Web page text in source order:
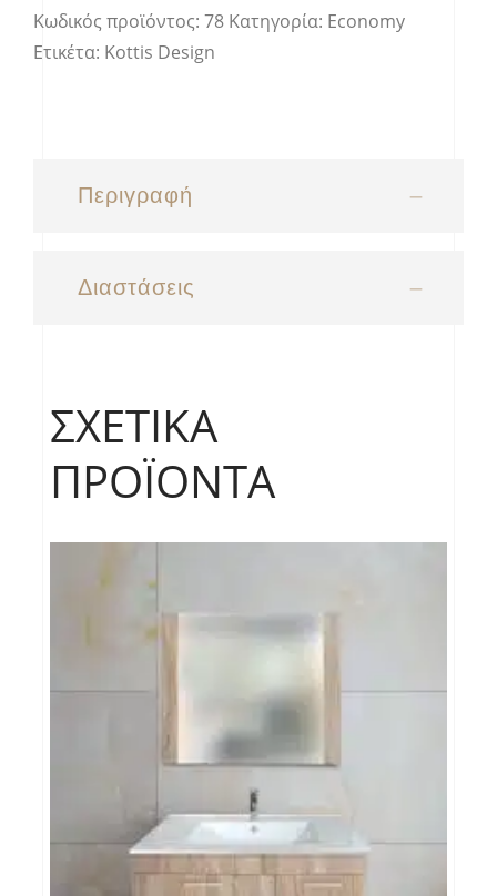
Κωδικός προϊόντος: 78 Κατηγορία: Economy
Ετικέτα: Kottis Design
Περιγραφή
Διαστάσεις
ΣΧΕΤΙΚΆ
ΠΡΟΪΌΝΤΑ